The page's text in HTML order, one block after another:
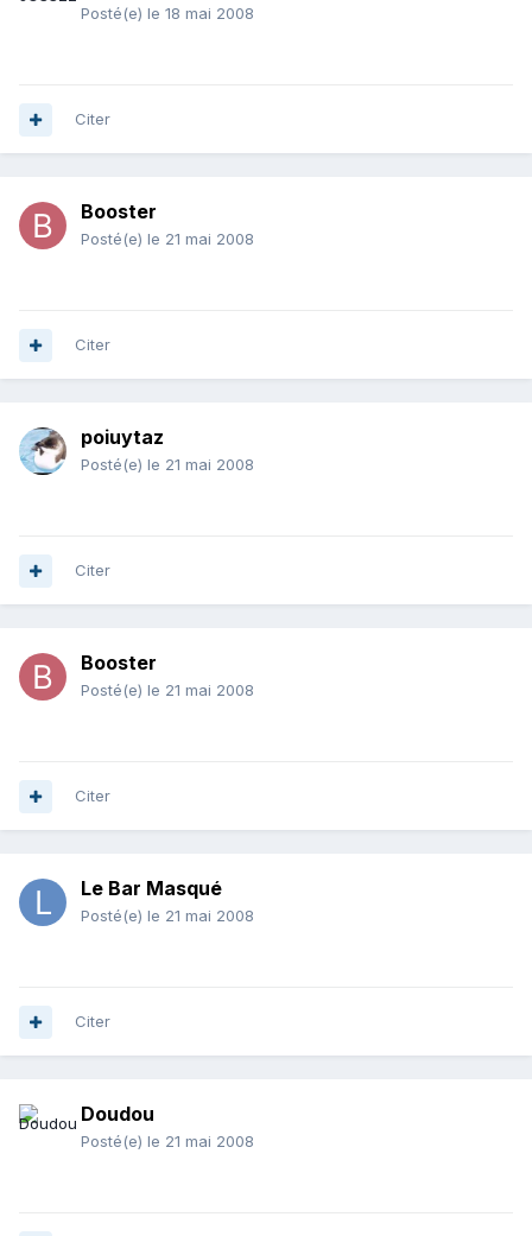
Posté(e) le 18 mai 2008
Citer
Booster
Posté(e) le 21 mai 2008
Citer
poiuytaz
Posté(e) le 21 mai 2008
Citer
Booster
Posté(e) le 21 mai 2008
Citer
Le Bar Masqué
Posté(e) le 21 mai 2008
Citer
Doudou
Posté(e) le 21 mai 2008